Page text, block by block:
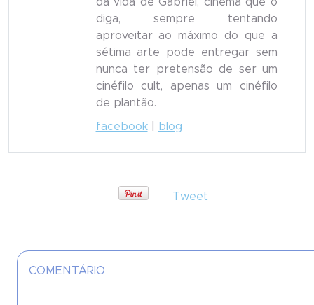
diga, sempre tentando
aproveitar ao máximo do que a
sétima arte pode entregar sem
nunca ter pretensão de ser um
cinéfilo cult, apenas um cinéfilo
de plantão.
facebook| blog
Tweet